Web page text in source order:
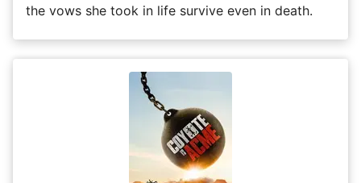
the vows she took in life survive even in death.